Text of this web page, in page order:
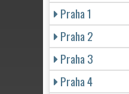
Praha 1
Praha 2
Praha 3
Praha 4